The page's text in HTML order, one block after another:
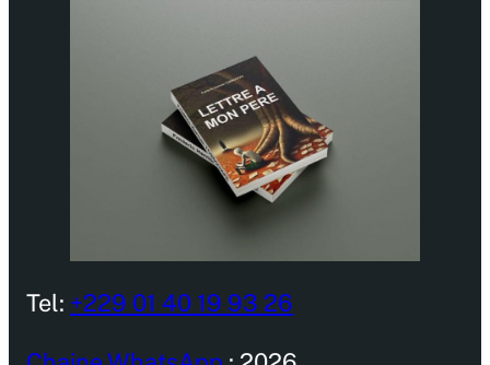
Tel: +229 01 40 19 93 26